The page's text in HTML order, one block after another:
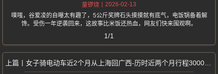
童锣烧
2026-02-13
噗嗤，谷爱凌的自曝太有趣了，5公斤奖牌石头摸摸就有底气，电饭锅备着解
馋。受伤一年逆袭回来，这故事比米饭还热血，网友们快来围观啊。
1/1
女子骑电动车近2个月从上海回广西-历时近两个月行程3000多公里